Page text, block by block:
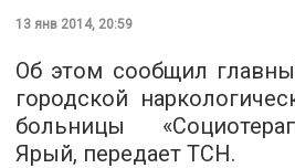
13 янв 2014, 20:59
Об этом сообщил
городской
больницы
Ярый, передает ТСН.